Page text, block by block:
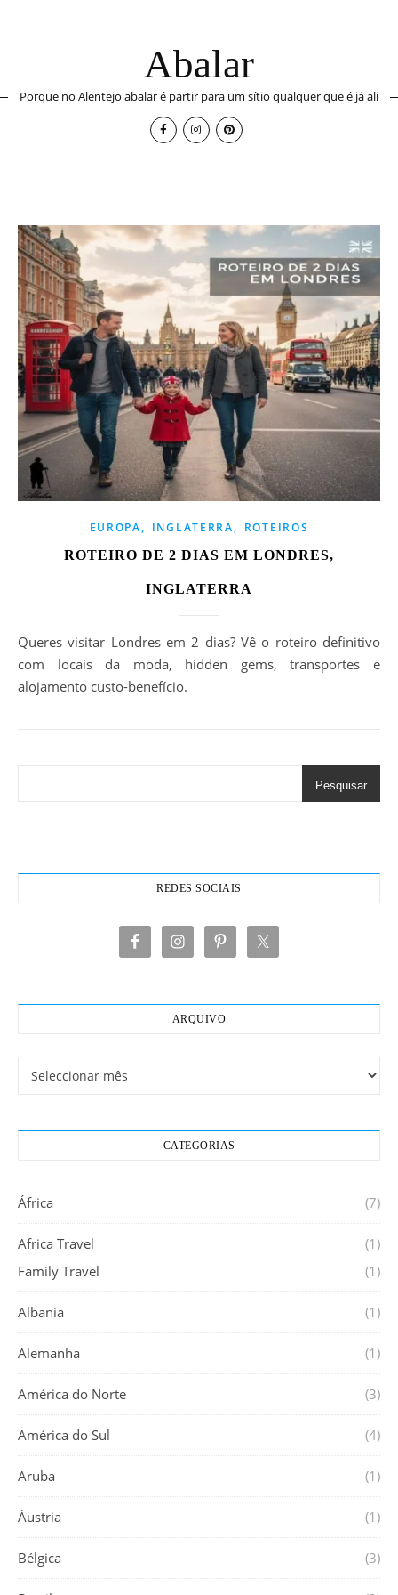
Abalar
Porque no Alentejo abalar é partir para um sítio qualquer que é já ali
EUROPA, INGLATERRA, ROTEIROS
ROTEIRO DE 2 DIAS EM LONDRES,
INGLATERRA
Queres visitar Londres em 2 dias? Vê o roteiro definitivo
com locais da moda, hidden gems, transportes e
alojamento custo-benefício.
Pesquisar
REDES SOCIAIS
ARQUIVO
Arquivo
CATEGORIAS
África (7)
Africa Travel
(1)
Family Travel
(1)
Albania (1)
Alemanha (1)
América do Norte (3)
América do Sul (4)
Aruba (1)
Áustria (1)
Bélgica (3)